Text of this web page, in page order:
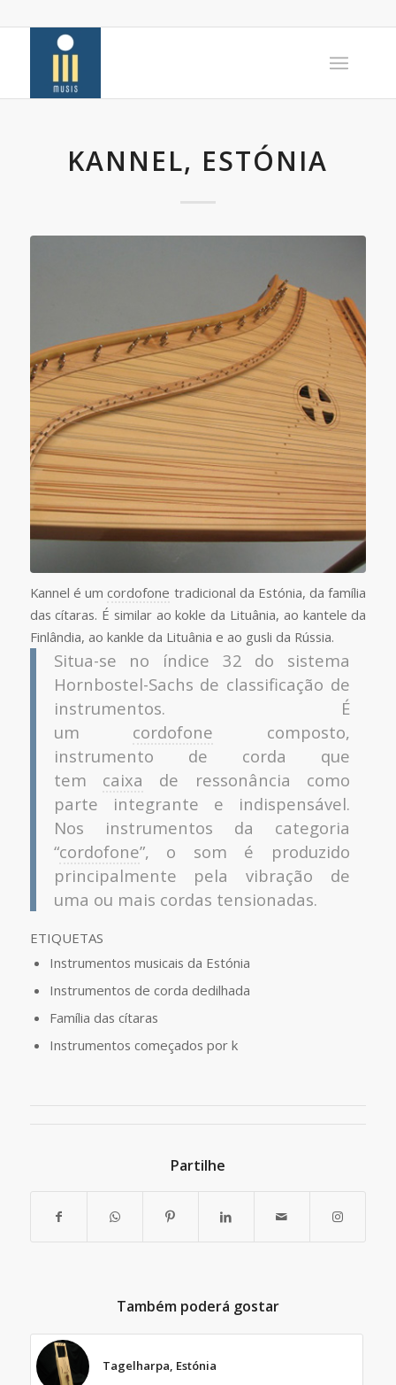
KANNEL, ESTÓNIA
Kannel é umcordofone tradicional da Estónia, da família
das cítaras. É similar ao kokle da Lituânia, ao kantele da
Finlândia, ao kankle da Lituânia e ao gusli da Rússia.
Situa-se no índice 32 do sistema
Hornbostel-Sachs de classificação de
instrumentos. É
um cordofone composto,
instrumento de corda que
tem caixa de ressonância como
parte integrante e indispensável.
Nos instrumentos da categoria
“cordofone”, o som é produzido
principalmente pela vibração de
uma ou mais cordas tensionadas.
ETIQUETAS
Instrumentos musicais da Estónia
Instrumentos de corda dedilhada
Família das cítaras
Instrumentos começados por k
Partilhe
Também poderá gostar
Tagelharpa, Estónia